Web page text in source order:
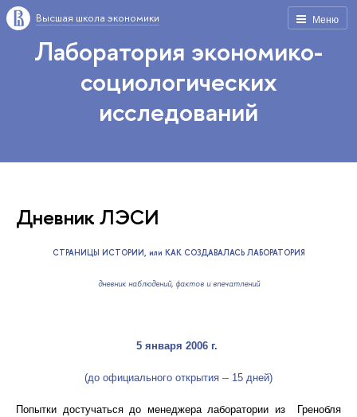
Меню
Высшая школа экономики
Лаборатория экономико-
социологических
исследований
Дневник ЛЭСИ
СТРАНИЦЫ ИСТОРИИ, или КАК СОЗДАВАЛАСЬ ЛАБОРАТОРИЯ
дневник наблюдений, фактов и впечатлений
5 января 2006 г.
(до официального открытия – 15 дней)
Попытки достучаться до менеджера лаборатории из Гренобля